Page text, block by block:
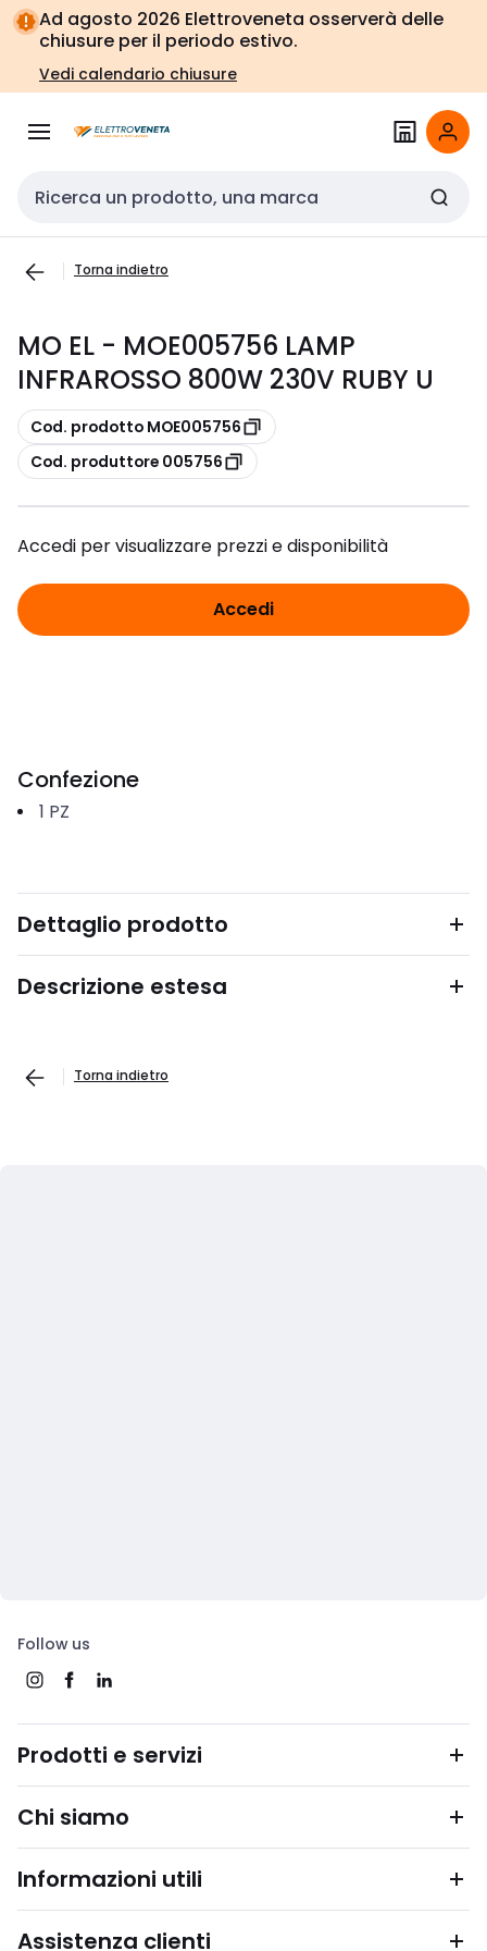
Vai alla
navigazione
Vai
alla
pagina
Ad agosto 2026 Elettroveneta osserverà delle
chiusure per il periodo estivo.
Vedi calendario chiusure
Cerca input
Torna indietro
MO EL - MOE005756 LAMP
INFRAROSSO 800W 230V RUBY U
copia
Cod. prodotto MOE005756
copia
Cod. produttore 005756
Accedi per visualizzare prezzi e disponibilità
Accedi
Confezione
1 PZ
Dettaglio prodotto
Descrizione estesa
Torna indietro
Follow us
Prodotti e servizi
Chi siamo
Informazioni utili
Assistenza clienti